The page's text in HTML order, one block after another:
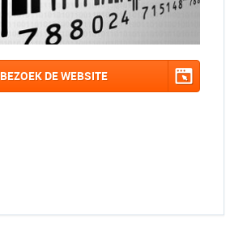
BEZOEK DE WEBSITE